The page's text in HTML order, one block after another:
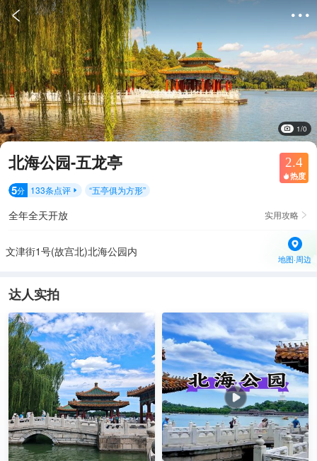
 
1/0
北海公园-五龙亭 2.4
 热度
5分 133条点评  “五亭俱为方形”
全年全天开放 实用攻略 
文津街1号(故宫北)北海公园内
地图·周边
达人实拍